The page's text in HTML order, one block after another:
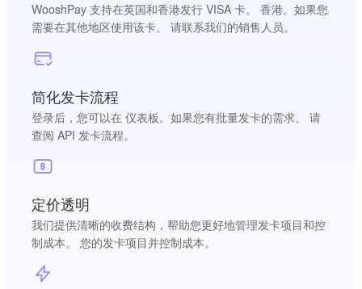
WooshPay 支持在英国和香港发行 VISA 卡。 香港。如果您
需要在其他地区使用该卡、 请联系我们的销售人员。
简化发卡流程
登录后，您可以在 仪表板。如果您有批量发卡的需求、 请
查阅 API 发卡流程。
定价透明
我们提供清晰的收费结构，帮助您更好地管理发卡项目和控
制成本。 您的发卡项目并控制成本。